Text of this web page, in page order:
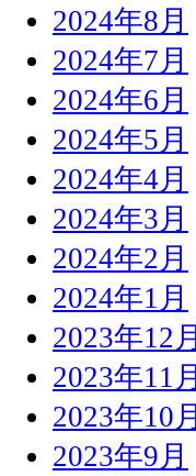
2024年8月
2024年7月
2024年6月
2024年5月
2024年4月
2024年3月
2024年2月
2024年1月
2023年12月
2023年11月
2023年10月
2023年9月